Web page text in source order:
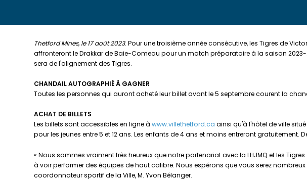
Thetford Mines, le 17 août 2023. Pour une troisième année consécutive, les Tigres de
affronteront le Drakkar de Baie-Comeau pour un match préparatoire à la saison
sera de l'alignement des Tigres.
CHANDAIL AUTOGRAPHIÉ À GAGNER
Toutes les personnes qui auront acheté leur billet avant le 5 septembre courent la
ACHAT DE BILLETS
Les billets sont accessibles en ligne àwww.villethetford.ca ainsi qu'à l'hôtel de ville
pour les jeunes entre 5 et 12 ans. Les enfants de 4 ans et moins entreront
« Nous sommes vraiment très heureux que notre partenariat avec la LHJMQ et les
à voir performer des équipes de haut calibre. Nous espérons que vous serez
coordonnateur sportif de la Ville, M. Yvon Bélanger.